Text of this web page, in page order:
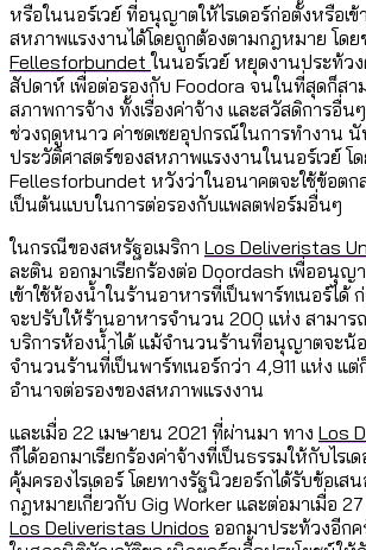
หรือในนอร์เวย์ ที่อนุญาตให้ไรเดอร์ก่อตั้งหรือเ
สหภาพแรงงานได้โดยถูกต้องตามกฎหมาย โด
Fellesforbundetในนอร์เวย์ หยุดงานประท้ว
สัปดาห์ เพื่อต่อรองกับ Foodora จนในที่สุดก็สา
สภาพการจ้าง ทั้งเรื่องค่าจ้าง และสวัสดิการอื่น
ช่วงฤดูหนาว ค่าชดเชยอุปกรณ์ในการทำงาน นั
ประวัติศาสตร์ของสหภาพแรงงานในนอร์เวย์ โ
Fellesforbundet หวังว่าในอนาคตจะใช้ข้อตก
เป็นต้นแบบในการต่อรองกับแพลตฟอร์มอื่นๆ
ในกรณีของสหรัฐอเมริกา Los Deliveristas
ละติน ออกมาเรียกร้องต่อ Doordash เพื่ออนุญา
เข้าใช้ห้องน้ำในร้านอาหารที่เป็นพาร์ทเนอร์ได้
จะปรับให้ร้านอาหารจำนวน 200 แห่ง สามารถใ
บริการห้องน้ำได้ แม้จำนวนร้านที่อนุญาตจะน้อ
จำนวนร้านที่เป็นพาร์ทเนอร์กว่า 4,911 แห่ง แต่
อำนาจต่อรองของสหภาพแรงงาน
และเมื่อ 22 เมษายน 2021 ที่ผ่านมา ทาง Los
ก็ได้ออกมาเรียกร้องค่าจ้างที่เป็นธรรมให้กับไรเ
คุ้มครองไรเดอร์ โดยทางรัฐนิวยอร์กได้รับข้อเส
กฎหมายเกี่ยวกับ Gig Worker และต่อมาเมื่อ
Los Deliveristas Unidos ออกมาประท้วงอีก